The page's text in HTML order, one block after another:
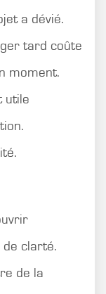
a dévié.
tard coûte
moment.
utile
de clarté.
de la